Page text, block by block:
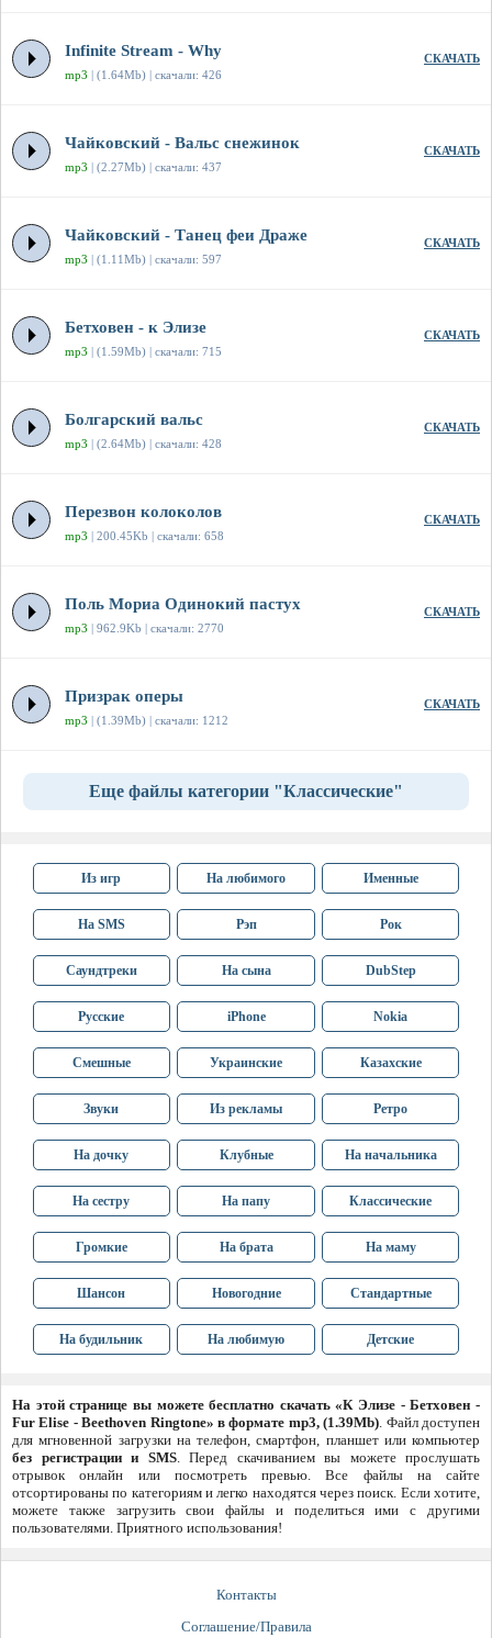
Infinite Stream - Why
mp3 | (1.64Mb) | скачали: 426
СКАЧАТЬ
Чайковский - Вальс снежинок
mp3 | (2.27Mb) | скачали: 437
СКАЧАТЬ
Чайковский - Танец феи Драже
mp3 | (1.11Mb) | скачали: 597
СКАЧАТЬ
Бетховен - к Элизе
mp3 | (1.59Mb) | скачали: 715
СКАЧАТЬ
Болгарский вальс
mp3 | (2.64Mb) | скачали: 428
СКАЧАТЬ
Перезвон колоколов
mp3 | 200.45Kb | скачали: 658
СКАЧАТЬ
Поль Мориа Одинокий пастух
mp3 | 962.9Kb | скачали: 2770
СКАЧАТЬ
Призрак оперы
mp3 | (1.39Mb) | скачали: 1212
СКАЧАТЬ
Еще файлы категории "Классические"
Из игр На любимого Именные
На SMS Рэп Рок
Саундтреки На сына DubStep
Русские iPhone Nokia
Смешные Украинские Казахские
Звуки Из рекламы Ретро
На дочку Клубные На начальника
На сестру На папу Классические
Громкие На брата На маму
Шансон Новогодние Стандартные
На будильник На любимую Детские
На этой странице вы можете бесплатно скачать «К Элизе - Бетховен -
Fur Elise - Beethoven Ringtone» в формате mp3, (1.39Mb). Файл доступен
для мгновенной загрузки на телефон, смартфон, планшет или компьютер
без регистрации и SMS. Перед скачиванием вы можете прослушать
отрывок онлайн или посмотреть превью. Все файлы на сайте
отсортированы по категориям и легко находятся через поиск. Если хотите,
можете также загрузить свои файлы и поделиться ими с другими
пользователями. Приятного использования!
Контакты
Соглашение/Правила